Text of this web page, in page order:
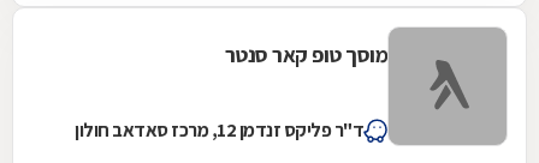
מוסך טופ קאר סנטר
ד"ר פליקס זנדמן 12, מרכז סאדאב חולון